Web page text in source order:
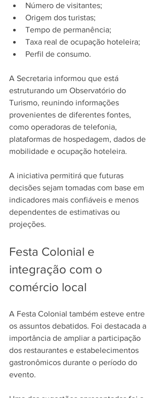
Número de visitantes;
Origem dos turistas;
Tempo de permanência;
Taxa real de ocupação hoteleira;
Perfil de consumo.
A Secretaria informou que está
estruturando um Observatório do
Turismo, reunindo informações
provenientes de diferentes fontes,
como operadoras de telefonia,
plataformas de hospedagem, dados de
mobilidade e ocupação hoteleira.
A iniciativa permitirá que futuras
decisões sejam tomadas com base em
indicadores mais confiáveis e menos
dependentes de estimativas ou
projeções.
Festa Colonial e
integração com o
comércio local
A Festa Colonial também esteve entre
os assuntos debatidos. Foi destacada a
importância de ampliar a participação
dos restaurantes e estabelecimentos
gastronômicos durante o período do
evento.